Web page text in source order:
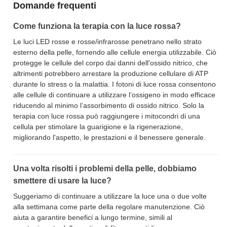
Domande frequenti
Come funziona la terapia con la luce rossa?
Le luci LED rosse e rosse/infrarosse penetrano nello strato
esterno della pelle, fornendo alle cellule energia utilizzabile. Ciò
protegge le cellule del corpo dai danni dell'ossido nitrico, che
altrimenti potrebbero arrestare la produzione cellulare di ATP
durante lo stress o la malattia. I fotoni di luce rossa consentono
alle cellule di continuare a utilizzare l’ossigeno in modo efficace
riducendo al minimo l’assorbimento di ossido nitrico. Solo la
terapia con luce rossa può raggiungere i mitocondri di una
cellula per stimolare la guarigione e la rigenerazione,
migliorando l'aspetto, le prestazioni e il benessere generale.
Una volta risolti i problemi della pelle, dobbiamo
smettere di usare la luce?
Suggeriamo di continuare a utilizzare la luce una o due volte
alla settimana come parte della regolare manutenzione. Ciò
aiuta a garantire benefici a lungo termine, simili al